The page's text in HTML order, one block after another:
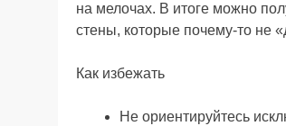
на мелочах. В итоге можно
стены, которые почему-то не
Как избежать
Не ориентируйтесь